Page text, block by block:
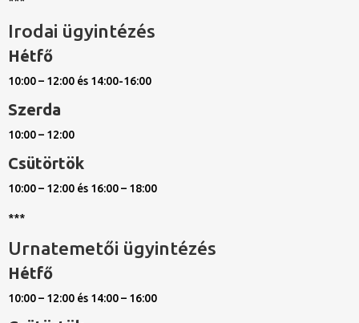
Irodai ügyintézés
Hétfő
10:00 – 12:00 és 14:00-16:00
Szerda
10:00 – 12:00
Csütörtök
10:00 – 12:00 és 16:00 – 18:00
***
Urnatemetői ügyintézés
Hétfő
10:00 – 12:00 és 14:00 – 16:00